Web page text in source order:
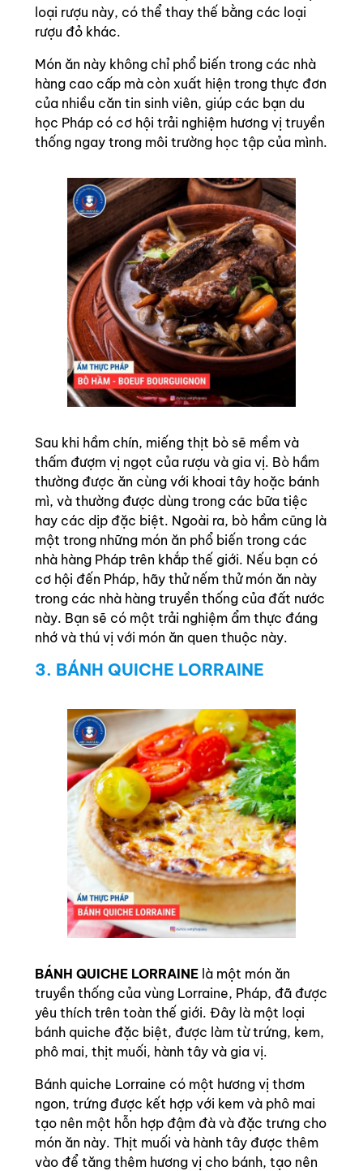
loại rượu này, có thể thay thế bằng các loại
rượu đỏ khác.
Món ăn này không chỉ phổ biến trong các nhà
hàng cao cấp mà còn xuất hiện trong thực đơn
của nhiều căn tin sinh viên, giúp các bạn du
học Pháp có cơ hội trải nghiệm hương vị truyền
thống ngay trong môi trường học tập của mình.
Sau khi hầm chín, miếng thịt bò sẽ mềm và
thấm đượm vị ngọt của rượu và gia vị. Bò hầm
thường được ăn cùng với khoai tây hoặc bánh
mì, và thường được dùng trong các bữa tiệc
hay các dịp đặc biệt. Ngoài ra, bò hầm cũng là
một trong những món ăn phổ biến trong các
nhà hàng Pháp trên khắp thế giới. Nếu bạn có
cơ hội đến Pháp, hãy thử nếm thử món ăn này
trong các nhà hàng truyền thống của đất nước
này. Bạn sẽ có một trải nghiệm ẩm thực đáng
nhớ và thú vị với món ăn quen thuộc này.
3. BÁNH QUICHE LORRAINE
BÁNH QUICHE LORRAINE là một món ăn
truyền thống của vùng Lorraine, Pháp, đã được
yêu thích trên toàn thế giới. Đây là một loại
bánh quiche đặc biệt, được làm từ trứng, kem,
phô mai, thịt muối, hành tây và gia vị.
Bánh quiche Lorraine có một hương vị thơm
ngon, trứng được kết hợp với kem và phô mai
tạo nên một hỗn hợp đậm đà và đặc trưng cho
món ăn này. Thịt muối và hành tây được thêm
vào để tăng thêm hương vị cho bánh, tạo nên